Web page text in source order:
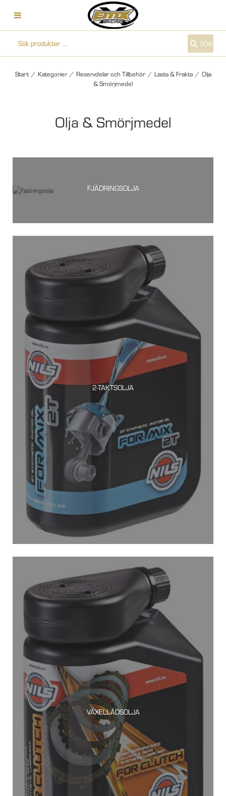
SÖK
Start / Kategorier / Reservdelar och Tillbehör / Lasta & Frakta / Olja
& Smörjmedel
Olja & Smörjmedel
FJÄDRINGSOLJA
2-TAKTSOLJA
VÄXELLÅDSOLJA